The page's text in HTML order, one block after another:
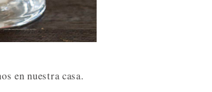
en nuestra casa.